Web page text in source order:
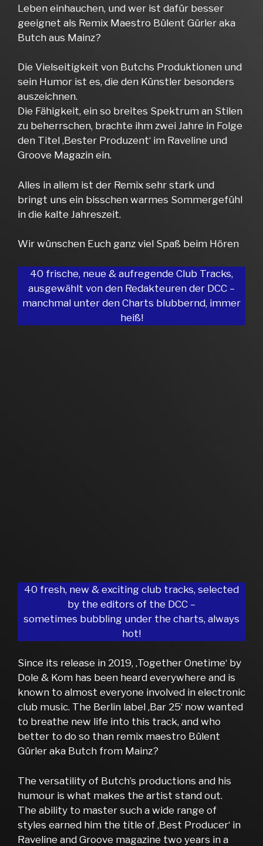
Leben einhauchen, und wer ist dafür besser
geeignet als Remix Maestro Bülent Gürler aka
Butch aus Mainz?
Die Vielseitigkeit von Butchs Produktionen und
sein Humor ist es, die den Künstler besonders
auszeichnen.
Die Fähigkeit, ein so breites Spektrum an Stilen
zu beherrschen, brachte ihm zwei Jahre in Folge
den Titel ‚Bester Produzent‘ im Raveline und
Groove Magazin ein.
Alles in allem ist der Remix sehr stark und
bringt uns ein bisschen warmes Sommergefühl
in die kalte Jahreszeit.
Wir wünschen Euch ganz viel Spaß beim Hören
40 frische, neue & aufregende Club Tracks,
ausgewählt von den Redakteuren der DCC –
manchmal unter den Charts blubbernd, immer
heiß!
40 fresh, new & exciting club tracks, selected
by the editors of the DCC –
sometimes bubbling under the charts, always
hot!
Since its release in 2019, ‚Together Onetime‘ by
Dole & Kom has been heard everywhere and is
known to almost everyone involved in electronic
club music. The Berlin label ‚Bar 25‘ now wanted
to breathe new life into this track, and who
better to do so than remix maestro Bülent
Gürler aka Butch from Mainz?
The versatility of Butch’s productions and his
humour is what makes the artist stand out.
The ability to master such a wide range of
styles earned him the title of ‚Best Producer‘ in
Raveline and Groove magazine two years in a